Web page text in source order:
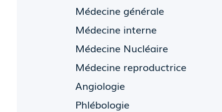
Médecine générale
Médecine interne
Médecine Nucléaire
Médecine reproductrice
Angiologie
Phlébologie